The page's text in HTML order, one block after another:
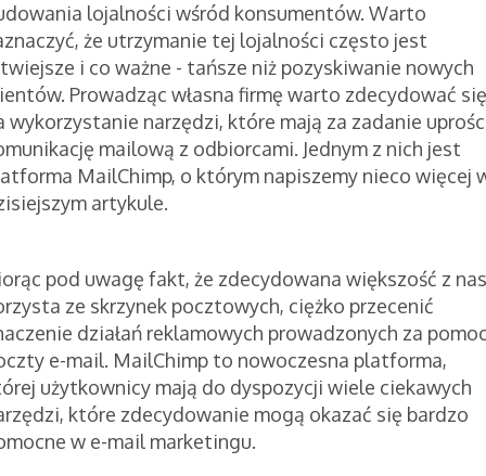
lojalności wśród konsumentów. Warto
że utrzymanie tej lojalności często jest
i co ważne - tańsze niż pozyskiwanie nowych
Prowadząc własna firmę warto zdecydować się
wykorzystanie narzędzi, które mają za zadanie
mailową z odbiorcami. Jednym z nich jest
MailChimp, o którym napiszemy nieco więcej
artykule.
pod uwagę fakt, że zdecydowana większość z nas
ze skrzynek pocztowych, ciężko przecenić
działań reklamowych prowadzonych za
e-mail. MailChimp to nowoczesna platforma,
użytkownicy mają do dyspozycji wiele ciekawych
które zdecydowanie mogą okazać się bardzo
w e-mail marketingu.